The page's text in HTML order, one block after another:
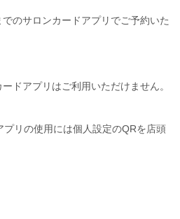
のサロンカードアプリでご予約いた
ドアプリはご利用いただけません。
リの使用には個人設定のQRを店頭